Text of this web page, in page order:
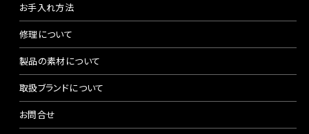
お手入れ方法
修理について
製品の素材について
取扱ブランドについて
お問合せ